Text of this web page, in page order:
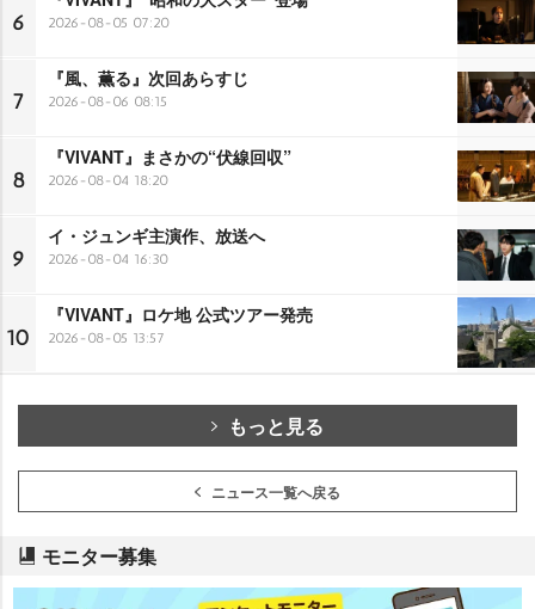
6 2026-08-05 07:20
7
『風、薫る』次回あらすじ
2026-08-06 08:15
8
『VIVANT』まさかの“伏線回収”
2026-08-04 18:20
9
イ・ジュンギ主演作、放送へ
2026-08-04 16:30
10
『VIVANT』ロケ地 公式ツアー発売
2026-08-05 13:57
もっと見る
ニュース一覧へ戻る
モニター募集